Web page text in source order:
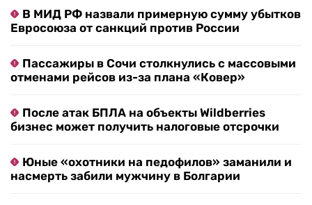
В МИД РФ назвали примерную сумму убытков
Евросоюза от санкций против России
Пассажиры в Сочи столкнулись с массовыми
отменами рейсов из-за плана «Ковер»
После атак БПЛА на объекты Wildberries
бизнес может получить налоговые отсрочки
Юные «охотники на педофилов» заманили и
насмерть забили мужчину в Болгарии